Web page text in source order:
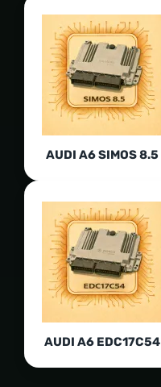
AUDI A6 SIMOS 8.5
AUDI A6 EDC17C54